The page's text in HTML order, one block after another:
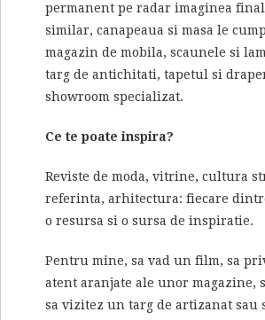
permanent pe radar imaginea
similar, canapeaua si masa le
magazin de mobila, scaunele si
targ de antichitati, tapetul si
showroom specializat.
Ce te poate inspira?
Reviste de moda, vitrine, cultura
referinta, arhitectura: fiecare
o resursa si o sursa de inspiratie.
Pentru mine, sa vad un film, sa
atent aranjate ale unor magazine,
sa vizitez un targ de artizanat sau